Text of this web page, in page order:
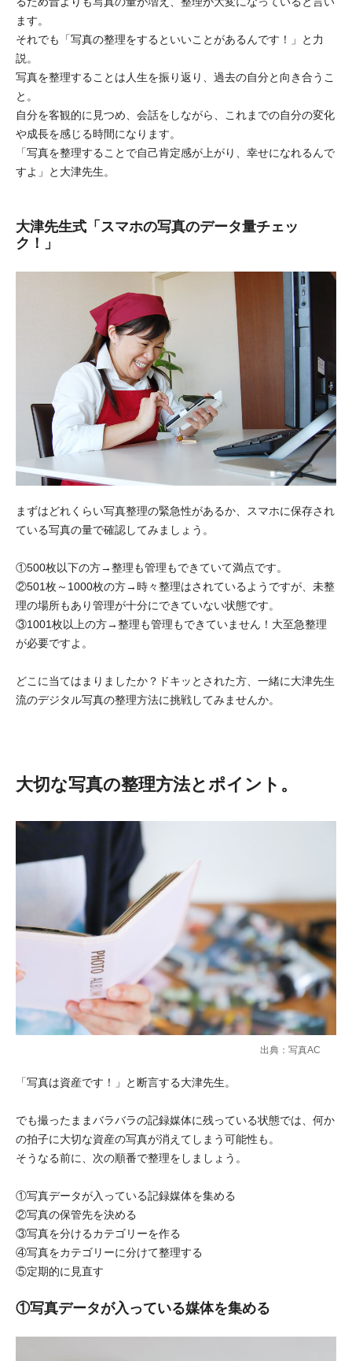
ます。
それでも「写真の整理をするといいことがあるんです！」と力
説。
写真を整理することは人生を振り返り、過去の自分と向き合うこ
と。
自分を客観的に見つめ、会話をしながら、これまでの自分の変化
や成長を感じる時間になります。
「写真を整理することで自己肯定感が上がり、幸せになれるんで
すよ」と大津先生。
大津先生式「スマホの写真のデータ量チェッ
ク！」
まずはどれくらい写真整理の緊急性があるか、スマホに保存され
ている写真の量で確認してみましょう。
①500枚以下の方→整理も管理もできていて満点です。
②501枚～1000枚の方→時々整理はされているようですが、未整
理の場所もあり管理が十分にできていない状態です。
③1001枚以上の方→整理も管理もできていません！大至急整理
が必要ですよ。
どこに当てはまりましたか？ドキッとされた方、一緒に大津先生
流のデジタル写真の整理方法に挑戦してみませんか。
大切な写真の整理方法とポイント。
出典：写真AC
「写真は資産です！」と断言する大津先生。
でも撮ったままバラバラの記録媒体に残っている状態では、何か
の拍子に大切な資産の写真が消えてしまう可能性も。
そうなる前に、次の順番で整理をしましょう。
①写真データが入っている記録媒体を集める
②写真の保管先を決める
③写真を分けるカテゴリーを作る
④写真をカテゴリーに分けて整理する
⑤定期的に見直す
①写真データが入っている媒体を集める